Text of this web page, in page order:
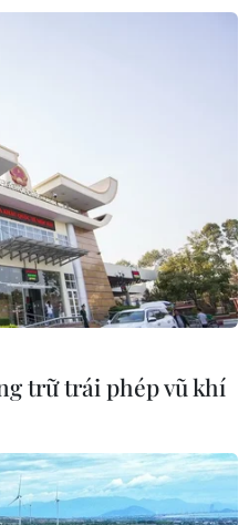
trữ trái phép vũ khí